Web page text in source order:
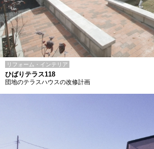
リフォーム・インテリア
ひばりテラス118
団地のテラスハウスの改修計画